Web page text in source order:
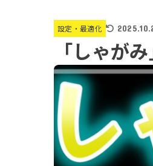
設定・最適化
「しゃが